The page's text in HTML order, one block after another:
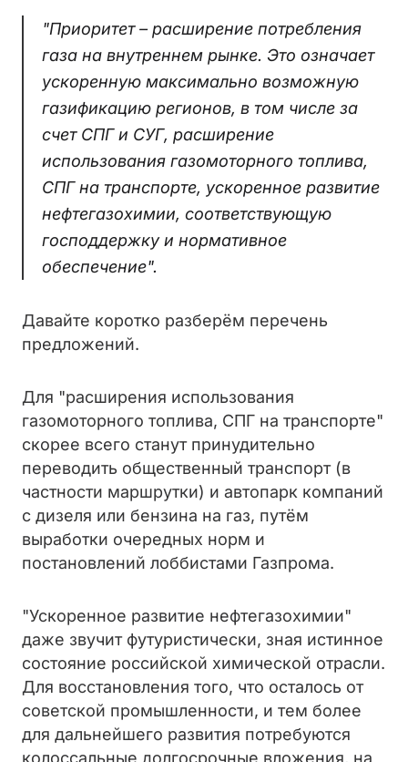
"Приоритет – расширение потребления
газа на внутреннем рынке. Это означает
ускоренную максимально возможную
газификацию регионов, в том числе за
счет СПГ и СУГ, расширение
использования газомоторного топлива,
СПГ на транспорте, ускоренное развитие
нефтегазохимии, соответствующую
господдержку и нормативное
обеспечение".
Давайте коротко разберём перечень
предложений.
Для "расширения использования
газомоторного топлива, СПГ на транспорте"
скорее всего станут принудительно
переводить общественный транспорт (в
частности маршрутки) и автопарк компаний
с дизеля или бензина на газ, путём
выработки очередных норм и
постановлений лоббистами Газпрома.
"Ускоренное развитие нефтегазохимии"
даже звучит футуристически, зная истинное
состояние российской химической отрасли.
Для восстановления того, что осталось от
советской промышленности, и тем более
для дальнейшего развития потребуются
колоссальные долгосрочные вложения, на